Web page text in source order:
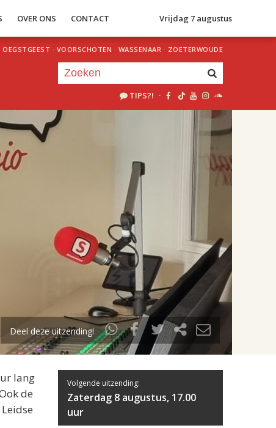
OVER ONS CONTACT Vrijdag 7 augustus
OEGSTGEEST · VOORSCHOTEN · WASSENAAR · ZOETERWOUDE
TIPS?! ·
uur 1 van 2
Volgend uur
Deel deze uitzending!
lang
de
Volgende uitzending:
Zaterdag 8 augustus, 17.00
uur